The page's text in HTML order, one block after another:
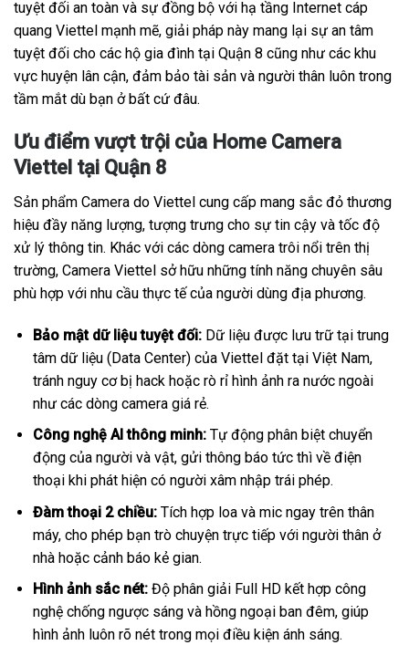
tuyệt đối an toàn và sự đồng bộ với hạ tầng Internet cáp
quang Viettel mạnh mẽ, giải pháp này mang lại sự an tâm
tuyệt đối cho các hộ gia đình tại Quận 8 cũng như các khu
vực huyện lân cận, đảm bảo tài sản và người thân luôn trong
tầm mắt dù bạn ở bất cứ đâu.
Ưu điểm vượt trội của Home Camera
Viettel tại Quận 8
Sản phẩm Camera do Viettel cung cấp mang sắc đỏ thương
hiệu đầy năng lượng, tượng trưng cho sự tin cậy và tốc độ
xử lý thông tin. Khác với các dòng camera trôi nổi trên thị
trường, Camera Viettel sở hữu những tính năng chuyên sâu
phù hợp với nhu cầu thực tế của người dùng địa phương.
Bảo mật dữ liệu tuyệt đối:Dữ liệu được lưu trữ tại trung
tâm dữ liệu (Data Center) của Viettel đặt tại Việt Nam,
tránh nguy cơ bị hack hoặc rò rỉ hình ảnh ra nước ngoài
như các dòng camera giá rẻ.
Công nghệ AI thông minh:Tự động phân biệt chuyển
động của người và vật, gửi thông báo tức thì về điện
thoại khi phát hiện có người xâm nhập trái phép.
Đàm thoại 2 chiều:Tích hợp loa và mic ngay trên thân
máy, cho phép bạn trò chuyện trực tiếp với người thân ở
nhà hoặc cảnh báo kẻ gian.
Hình ảnh sắc nét:Độ phân giải Full HD kết hợp công
nghệ chống ngược sáng và hồng ngoại ban đêm, giúp
hình ảnh luôn rõ nét trong mọi điều kiện ánh sáng.